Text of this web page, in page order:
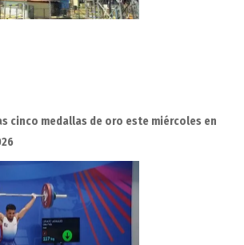
cinco medallas de oro este miércoles en